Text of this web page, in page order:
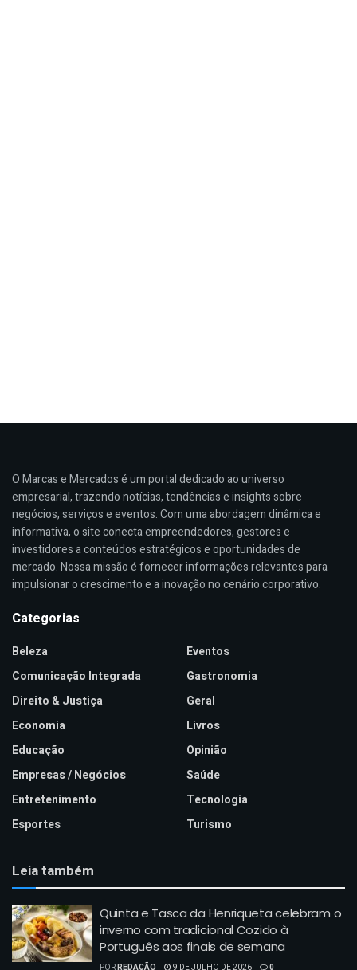
O Marcas e Mercados é um portal dedicado ao universo
empresarial, trazendo notícias, tendências e insights sobre
negócios, serviços e eventos. Com uma abordagem dinâmica e
informativa, o site conecta empreendedores, gestores e
investidores a conteúdos estratégicos e oportunidades de
mercado. Nossa missão é fornecer informações relevantes para
impulsionar o crescimento e a inovação no cenário corporativo.
Categorias
Beleza
Comunicação Integrada
Direito & Justiça
Economia
Educação
Empresas / Negócios
Entretenimento
Esportes
Eventos
Gastronomia
Geral
Livros
Opinião
Saúde
Tecnologia
Turismo
Leia também
Quinta e Tasca da Henriqueta celebram o
inverno com tradicional Cozido à
Português aos finais de semana